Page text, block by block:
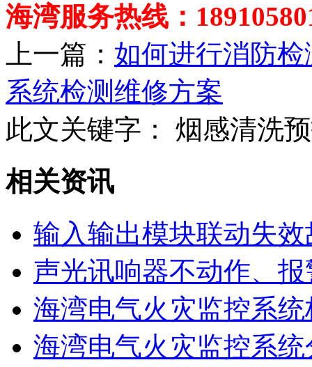
海湾服务热线：
上一篇： 如何进行消防检
系统检测维修方案
此文关键字：
烟感清洗
相关资讯
输入输出模块联动失效
声光讯响器不动作、
海湾电气火灾监控系
海湾电气火灾监控系